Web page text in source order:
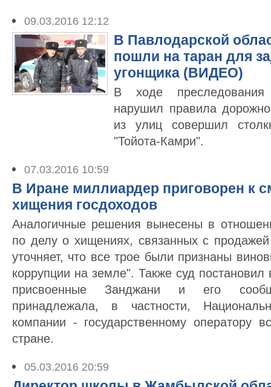
09.03.2016 12:12
В Павлодарской
пошли на таран для
угонщика (ВИДЕО)
В ходе преследования
нарушил правила
из улиц совершил
"Тойота-Камри".
07.03.2016 10:59
В Иране миллиардер приговорен к
хищения госдоходов
Аналогичные решения вынесены в
по делу о хищениях, связанных с
уточняет, что все трое были признаны
коррупции на земле". Также суд постановил
присвоенные Занджани и его
принадлежала, в частности,
компании - государственному оператору
стране.
05.03.2016 20:59